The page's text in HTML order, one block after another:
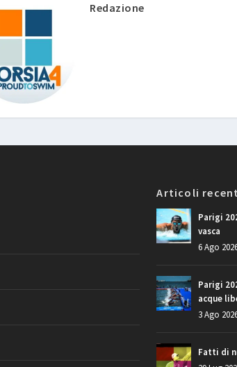
Redazione
Articoli
Parigi
vasca
6 Ago
Parigi
acque
3 Ago
Fatti di